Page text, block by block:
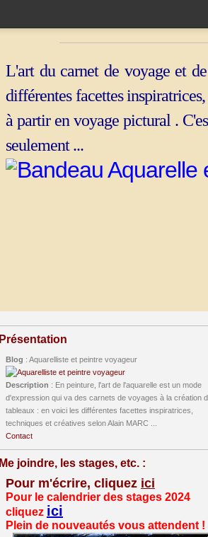
L'art du carnet de voyage et
différentes facettes
à partir en voyage pictural .
seulement ...
Présentation
Blog : Aquarelliste et peintre voyageur
Description : En peinture, l'art de l'aquarelle est un mode
d'expression qui va des carnets de voyages à la création
tableaux : en voici les différentes facettes inspiratrices,
techniques et créatives selon Alain MARC ...
Contact
Me joindre, les stages, etc. :
Pour m'écrire, cliquez ici
Pour le calendrier des stages 2024
cliquez ici
Plein de nouveautés vous attendent !